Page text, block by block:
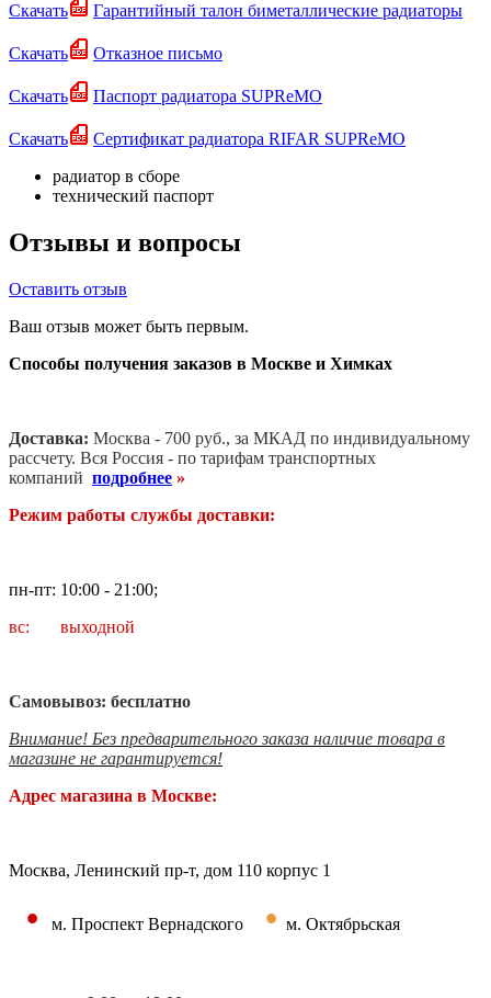
Скачать Гарантийный талон биметаллические радиаторы
Скачать Отказное письмо
Скачать Паспорт радиатора SUPReMO
Скачать
Сертификат радиатора RIFAR SUPReMO
радиатор в сборе
технический паспорт
Отзывы и вопросы
Оставить отзыв
Ваш отзыв может быть первым.
Способы получения заказов в Москве и Химках
Доставка: Москва - 700 руб., за МКАД по индивидуальному
рассчету. Вся Россия - по тарифам транспортных
компаний подробнее »
Режим работы службы доставки:
пн-пт: 10:00 - 21:00;
вс: выходной
Самовывоз: бесплатно
Внимание! Без предварительного заказа наличие товара в
магазине не гарантируется!
Адрес магазина в Москве:
Москва, Ленинский пр-т, дом 110 корпус 1
• м. Проспект Вернадского • м. Октябрьская